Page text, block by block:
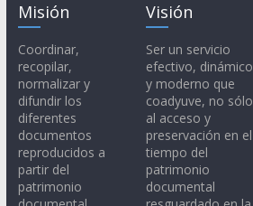
Misión
Coordinar,
recopilar,
normalizar y
difundir los
diferentes
documentos
reproducidos a
partir del
patrimonio
Visión
Ser un servicio
efectivo, dinámico
y moderno que
coadyuve, no sólo
al acceso y
preservación en el
tiempo del
patrimonio
documental